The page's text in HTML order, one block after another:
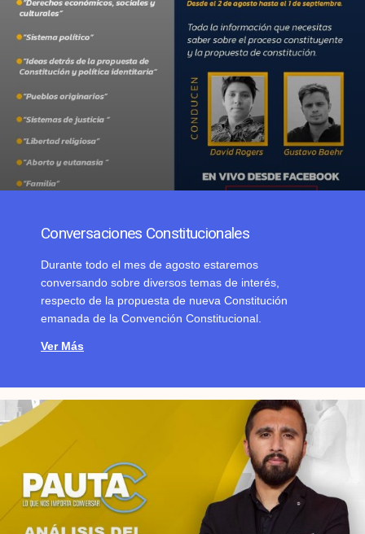
Conversaciones Constitucionales
Durante todo el mes de agosto estaremos
conversando sobre diversos temas de interés,
respecto de la propuesta de nueva Constitución
emanada de la Convención Constitucional.
Ver Más